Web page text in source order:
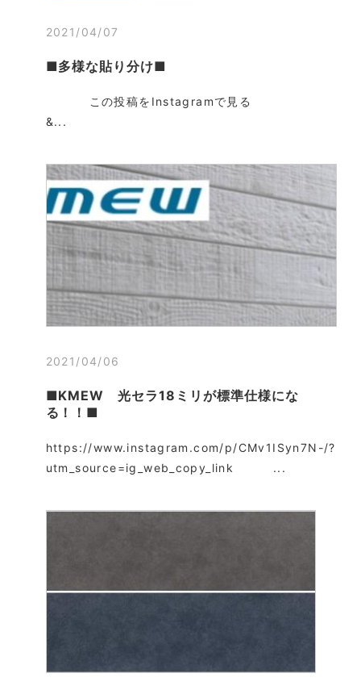
2021/04/07
■多様な貼り分け■
この投稿をInstagramで見る
&...
2021/04/06
■KMEW 光セラ18ミリが標準仕様にな
る！！■
https://www.instagram.com/p/CMv1ISyn7N-/?
utm_source=ig_web_copy_link ...